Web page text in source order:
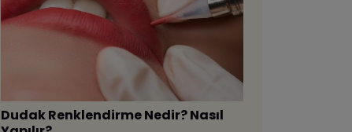
Dudak Renklendirme Nedir? Nasıl